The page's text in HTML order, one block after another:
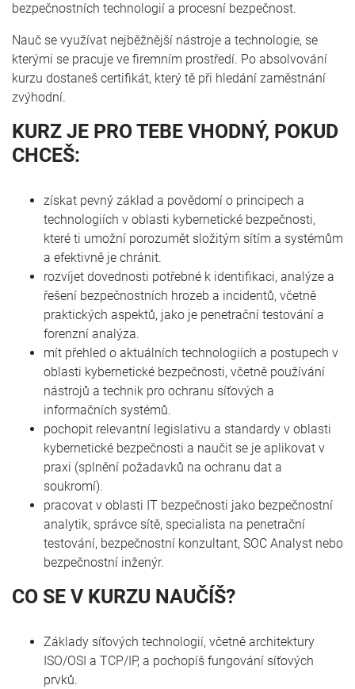
bezpečnostních technologií a procesní bezpečnost.
Nauč se využívat nejběžnější nástroje a technologie, se
kterými se pracuje ve firemním prostředí. Po absolvování
kurzu dostaneš certifikát, který tě při hledání zaměstnání
zvýhodní.
KURZ JE PRO TEBE VHODNÝ, POKUD
CHCEŠ:
získat pevný základ a povědomí o principech a
technologiích v oblasti kybernetické bezpečnosti,
které ti umožní porozumět složitým sítím a systémům
a efektivně je chránit.
rozvíjet dovednosti potřebné k identifikaci, analýze a
řešení bezpečnostních hrozeb a incidentů, včetně
praktických aspektů, jako je penetrační testování a
forenzní analýza.
mít přehled o aktuálních technologiích a postupech v
oblasti kybernetické bezpečnosti, včetně používání
nástrojů a technik pro ochranu síťových a
informačních systémů.
pochopit relevantní legislativu a standardy v oblasti
kybernetické bezpečnosti a naučit se je aplikovat v
praxi (splnění požadavků na ochranu dat a
soukromí).
pracovat v oblasti IT bezpečnosti jako bezpečnostní
analytik, správce sítě, specialista na penetrační
testování, bezpečnostní konzultant, SOC Analyst nebo
bezpečnostní inženýr.
CO SE V KURZU NAUČÍŠ?
Základy síťových technologií, včetně architektury
ISO/OSI a TCP/IP, a pochopíš fungování síťových
prvků.